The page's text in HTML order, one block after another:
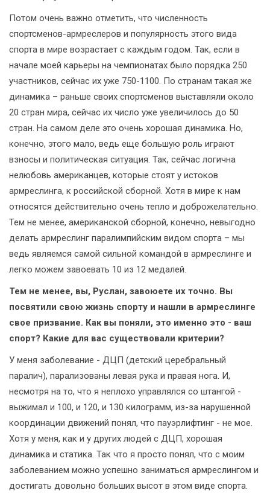
Потом очень важно отметить, что численность
спортсменов-армреслеров и популярность этого вида
спорта в мире возрастает с каждым годом. Так, если в
начале моей карьеры на чемпионатах было порядка 250
участников, сейчас их уже 750-1100. По странам такая же
динамика – раньше своих спортсменов выставляли около
20 стран мира, сейчас их число уже увеличилось до 50
стран. На самом деле это очень хорошая динамика. Но,
конечно, этого мало, ведь еще большую роль играют
взносы и политическая ситуация. Так, сейчас логична
нелюбовь американцев, которые стоят у истоков
армреслинга, к российской сборной. Хотя в мире к нам
относятся действительно очень тепло и доброжелательно.
Тем не менее, американской сборной, конечно, невыгодно
делать армреслинг паралимпийским видом спорта – мы
ведь являемся самой сильной командой в армреслинге и
легко можем завоевать 10 из 12 медалей.
Тем не менее, вы, Руслан, завоюете их точно. Вы
посвятили свою жизнь спорту и нашли в армреслинге
свое призвание. Как вы поняли, это именно это - ваш
спорт? Какие для вас существовали критерии?
У меня заболевание - ДЦП (детский церебральный
паралич), парализованы левая рука и правая нога. И,
несмотря на то, что я неплохо управлялся со штангой -
выжимал и 100, и 120, и 130 килограмм, из-за нарушенной
координации движений понял, что пауэрлифтинг - не мое.
Хотя у меня, как и у других людей с ДЦП, хорошая
динамика и статика. Так что я просто понял, что с моим
заболеванием можно успешно заниматься армреслингом и
достигать довольно больших высот в этом виде спорта.